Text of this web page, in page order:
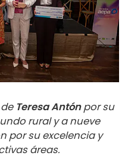
Teresa Antónpor su
rural y a nueve
por su excelencia y
áreas.